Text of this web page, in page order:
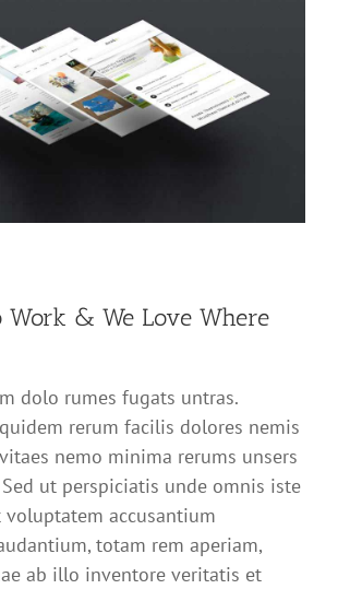
Work & We Love Where
dolo rumes fugats untras.
rerum facilis dolores nemis
nemo minima rerums unsers
ut perspiciatis unde omnis iste
accusantium
totam rem aperiam,
ab illo inventore veritatis et